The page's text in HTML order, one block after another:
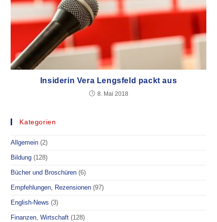
Insiderin Vera Lengsfeld packt aus
8. Mai 2018
Kategorien
Allgemein (2)
Bildung (128)
Bücher und Broschüren (6)
Empfehlungen, Rezensionen (97)
English-News (3)
Finanzen, Wirtschaft (128)